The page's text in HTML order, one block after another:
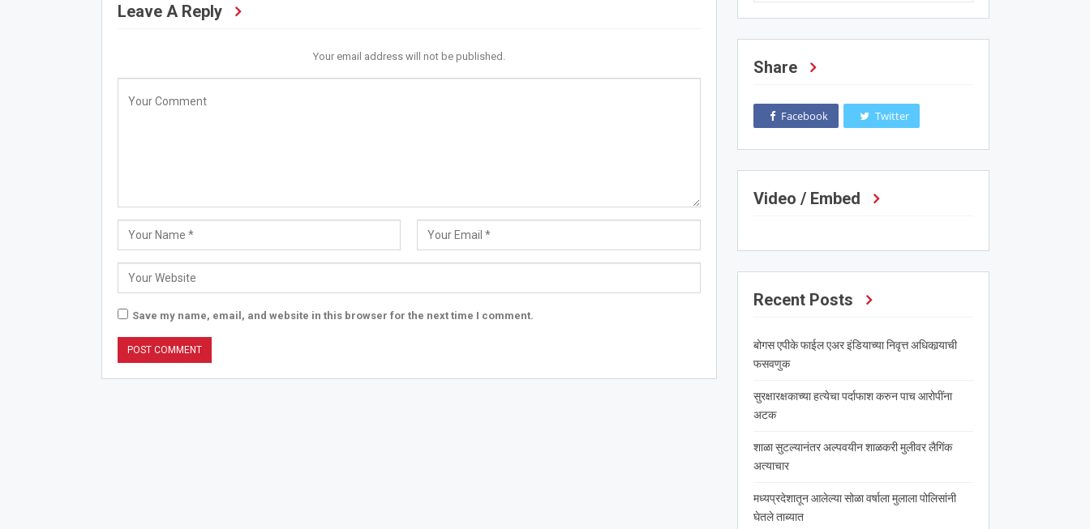
Leave A Reply
Your email address will not be published.
Save my name, email, and website in this browser for the next time I comment.
Share
Facebook Twitter
Video / Embed
Recent Posts
बोगस एपीके फाईल एअर इंडियाच्या निवृत्त अधिकार्‍याची
फसवणुक
सुरक्षारक्षकाच्या हत्येचा पर्दाफाश करुन पाच आरोपींना
अटक
शाळा सुटल्यानंतर अल्पवयीन शाळकरी मुलीवर लैगिंक
अत्याचार
मध्यप्रदेशातून आलेल्या सोळा वर्षाला मुलाला पोलिसांनी
घेतले ताब्यात